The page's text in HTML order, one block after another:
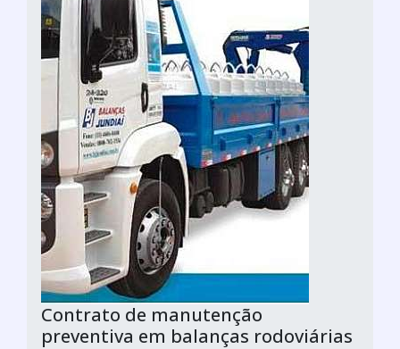
Contrato de manutenção
preventiva em balanças rodoviárias